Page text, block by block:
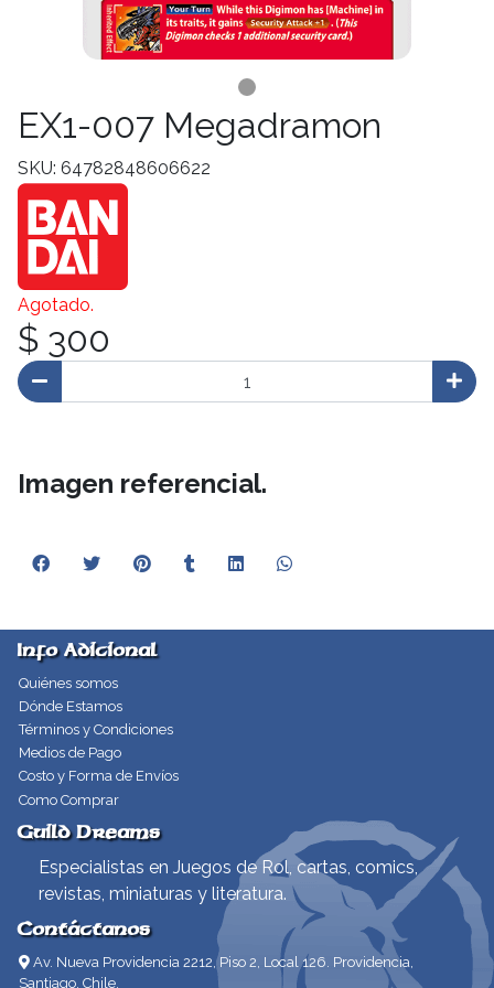
EX1-007 Megadramon
SKU: 64782848606622
Agotado.
$ 300
Imagen referencial.
Info Adicional
Quiénes somos
Dónde Estamos
Términos y Condiciones
Medios de Pago
Costo y Forma de Envíos
Como Comprar
Guild Dreams
Especialistas en Juegos de Rol, cartas, comics,
revistas, miniaturas y literatura.
Contáctanos
Av. Nueva Providencia 2212, Piso 2, Local 126. Providencia,
Santiago, Chile.